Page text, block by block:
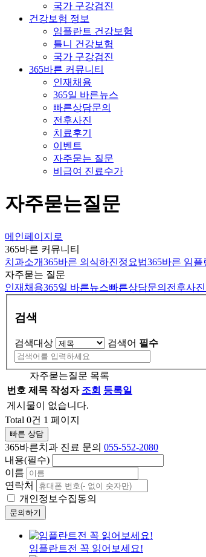
국가 구강검진
건강보험 정보
임플란트 건강보험
틀니 건강보험
국가 구강검진
365바른 커뮤니티
인재채용
365일 바른뉴스
빠른상담문의
전후사진
치료후기
이벤트
자주묻는 질문
비급여 진료수가
자주묻는질문
메인페이지로
365바른 커뮤니티
치과소개365바른 의식하진정요법365바른 임플
자주묻는 질문
인재채용365일 바른뉴스빠른상담문의 전후사진
검색
검색대상 검색어 필수
자주묻는질문 목록
번호 제목 작성자 조회 등록일
게시물이 없습니다.
Total 0건 1 페이지
빠른 상담
365바른치과 진료 문의 055-552-2080
내용(필수)
이름
연락처
개인정보수집동의
문의하기
임플란트전 꼭 읽어보세요!